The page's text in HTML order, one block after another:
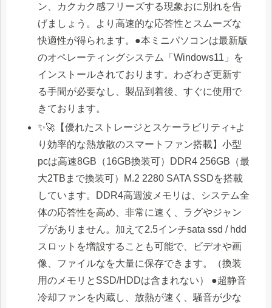
ン、カクカク感フリーズする現象おに別れを告
げましょう。より高速的な応答性とスムーズな
快適性が得られます。●本ミニパソコンは最新版
のオペレーティングシステム「Windows11」を
インストールされております。わざわざ更新す
る手間が必要なし、製品到着後、すぐに使用で
きております。
✨🚀【優れたストレージとスケーラビリティ+よ
り効率的な熱放散のスマートファン搭載】小型
pcは高速8GB（16GB換装可）DDR4 256GB（最
大2TBまで換装可）M.2 2280 SATA SSDを搭載
しています。DDR4高週波メモリは、システム全
体の応答性を高め、非常に速く、ラグやジャン
プがありません。加えて2.5インチsata ssd / hdd
スロットを増設することも可能で、ビデオや画
像、ファイルなを大量に保存できます。（換装
用のメモリとSSD/HDDは含まれない） ●超静音
冷却ファンを内蔵し、放熱が速く、騒音が少な